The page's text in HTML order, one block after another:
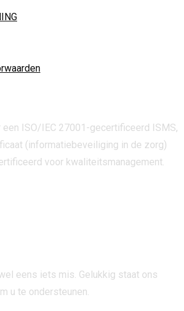
ISO/IEC 27001-gecertificeerd ISMS,
(informatiebeveiliging in de zorg)
voor kwaliteitsmanagement.
eens iets mis. Gelukkig staat ons
u te ondersteunen.